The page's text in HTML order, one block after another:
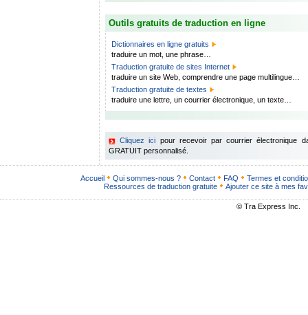
Outils gratuits de traduction en ligne
Dictionnaires en ligne gratuits
traduire un mot, une phrase…
Traduction gratuite de sites Internet
traduire un site Web, comprendre une page multilingue…
Traduction gratuite de textes
traduire une lettre, un courrier électronique, un texte…
Cliquez ici pour recevoir par courrier électronique
GRATUIT personnalisé.
Accueil Qui sommes-nous ? Contact FAQ
Termes et
Ressources de traduction gratuite
Ajouter ce site à mes
© Tra Express Inc.